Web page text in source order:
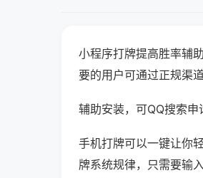
小程序打牌提高胜率辅
要的用户可通过正规渠
辅助安装，可QQ搜索
手机打牌可以一键让你
牌系统规律，只需要输